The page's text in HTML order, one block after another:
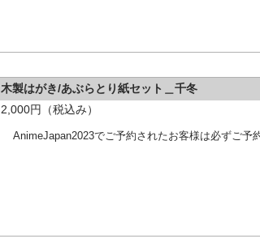
木製はがき/あぶらとり紙セット＿千冬
2,000円（税込み）
AnimeJapan2023でご予約されたお客様は必ずご予